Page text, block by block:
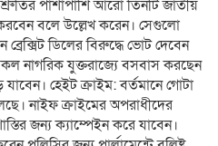
পাশাপাশি আরো তিনটি জাতীয়
বলে উল্লেখ করেন। সেগুলো
ডিলের বিরুদ্ধে ভোট দেবেন
নাগরিক যুক্তরাজ্যে বসবাস করছেন
হেইট ক্রাইম: বর্তমানে গোটা
নাইফ ক্রাইমের অপরাধীদের
জন্য ক্যাম্পেইন করে যাবেন।